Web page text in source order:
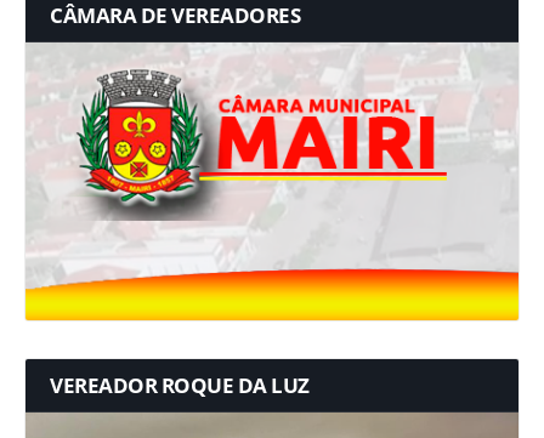
CÂMARA DE VEREADORES
VEREADOR ROQUE DA LUZ